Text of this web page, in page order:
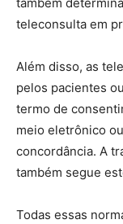
teleconsulta em
Além disso, as
pelos pacientes
termo de
meio eletrônico
concordância. A
também segue
Todas essas